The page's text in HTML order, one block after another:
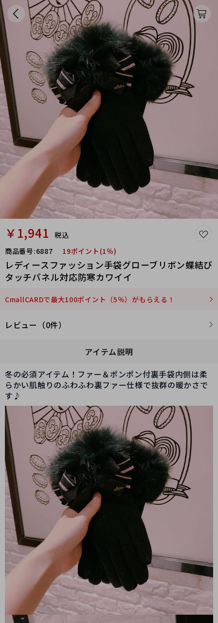
￥1,941
税込
商品番号:6887 19ポイント(1％)
レディースファッション手袋グローブリボン蝶結び
タッチパネル対応防寒カワイイ
CmallCARDで最大100ポイント（5％）がもらえる！
レビュー（0件）
アイテム説明
冬の必須アイテム！ファー＆ポンポン付裏手袋内側は柔
らかい肌触りのふわふわ裏ファー仕様で抜群の暖かさで
す♪